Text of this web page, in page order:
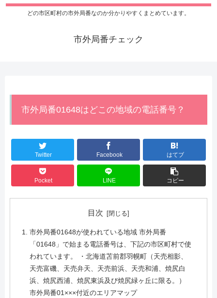
どの市区町村の市外局番なのか分かりやすくまとめています。
市外局番チェック
市外局番01648はどこの地域の電話番号？
Twitter Facebook はてブ
Pocket LINE コピー
目次
市外局番01648が使われている地域 市外局番
「01648」で始まる電話番号は、下記の市区町村で使
われています。 ・北海道苫前郡羽幌町（天売相影、
天売富磯、天売弁天、天売前浜、天売和浦、焼尻白
浜、焼尻西浦、焼尻東浜及び焼尻緑ヶ丘に限る。）
市外局番01×××付近のエリアマップ